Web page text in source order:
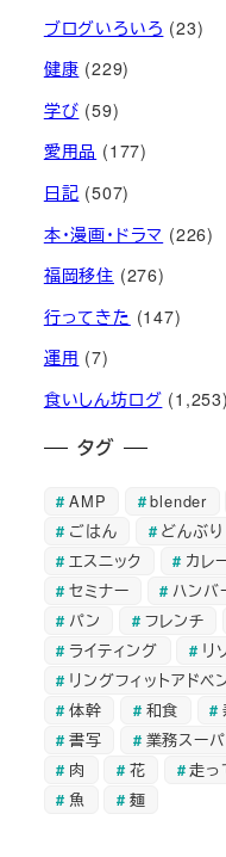
ブログいろいろ (23)
健康 (229)
学び (59)
愛用品 (177)
日記 (507)
本・漫画・ドラマ (226)
福岡移住 (276)
行ってきた (147)
運用 (7)
食いしん坊ログ (1,253)
タグ
AMP blender
ごはん
どんぶり
エスニック
カレ
セミナー
ハンバ
パン
フレンチ
ライティング
リ
リングフィットアドベ
体幹
和食
書写
業務スー
肉
花 走っ
魚
麺